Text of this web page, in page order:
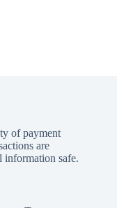
of payment
are
information safe.